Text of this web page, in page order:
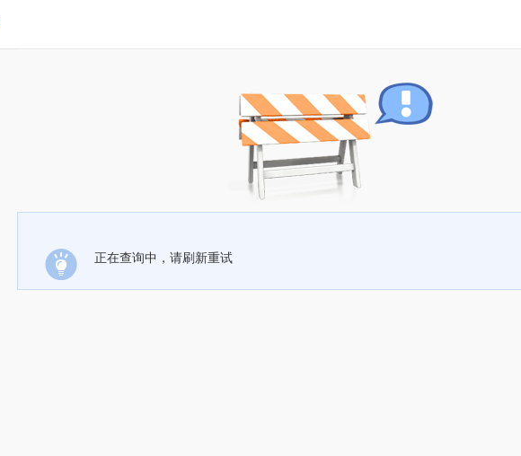
正在查询中，请刷新重试